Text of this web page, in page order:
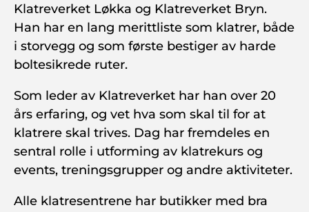
Klatreverket Løkka og Klatreverket Bryn.
Han har en lang merittliste som klatrer, både
i storvegg og som første bestiger av harde
boltesikrede ruter.
Som leder av Klatreverket har han over 20
års erfaring, og vet hva som skal til for at
klatrere skal trives. Dag har fremdeles en
sentral rolle i utforming av klatrekurs og
events, treningsgrupper og andre aktiviteter.
Alle klatresentrene har butikker med bra